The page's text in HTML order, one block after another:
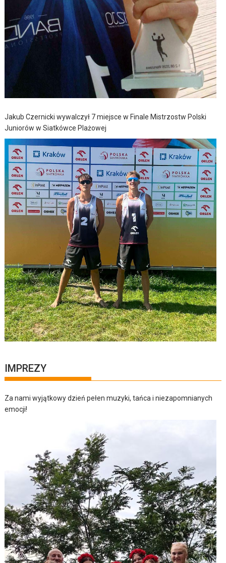
Jakub Czernicki wywalczył 7 miejsce w Finale Mistrzostw Polski
Juniorów w Siatkówce Plażowej
IMPREZY
Za nami wyjątkowy dzień pełen muzyki, tańca i niezapomnianych
emocji!